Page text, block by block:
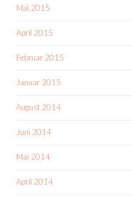
Mai 2015
April 2015
Februar 2015
Januar 2015
August 2014
Juni 2014
Mai 2014
April 2014